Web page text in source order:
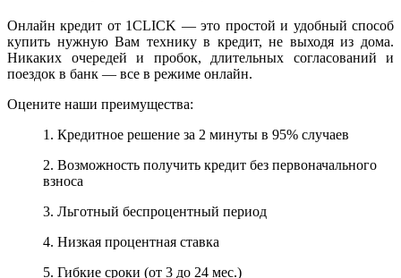
Онлайн кредит от 1CLICK — это простой и удобный способ
купить нужную Вам технику в кредит, не выходя из дома.
Никаких очередей и пробок, длительных согласований и
поездок в банк — все в режиме онлайн.
Оцените наши преимущества:
1. Кредитное решение за 2 минуты в 95% случаев
2. Возможность получить кредит без первоначального
взноса
3. Льготный беспроцентный период
4. Низкая процентная ставка
5. Гибкие сроки (от 3 до 24 мес.)